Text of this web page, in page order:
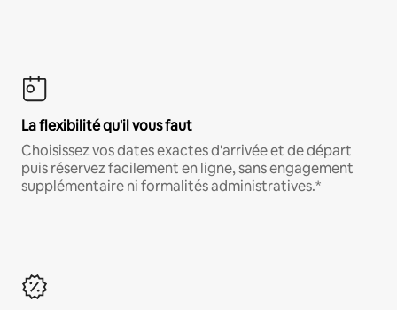
La flexibilité qu'il vous faut
Choisissez vos dates exactes d'arrivée et de départ
puis réservez facilement en ligne, sans engagement
supplémentaire ni formalités administratives.*